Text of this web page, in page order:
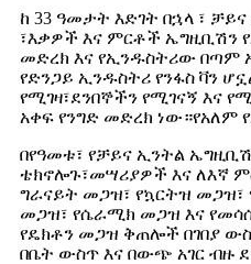
ከ 33 ዓመታት እድገት በኋላ ፣
፣እቃዎች እና ምርቶች ኤግዚቢሽን
መድረክ እና የኢንዱስትሪው በጣም
የድንጋይ ኢንዱስትሪ የንፋስ ቫን
የሚገዛ፣ደንበኞችን የሚገናኝ እና
አቀፍ የንግድ መድረክ ነው።የአለም
በየዓመቱ፣ የቻይና ኢንትል
ቴክኖሎጉ፣መሣሪያዎች እና ለእኛ
ግራናይት መጋዝ፣ የኳርትዝ
መጋዝ፣ የሴራሚክ መጋዝ እና
የዴክቶን መጋዝ ቅጠሎች በገበያ
በቤት ውስጥ እና በውጭ አገር ብዙ